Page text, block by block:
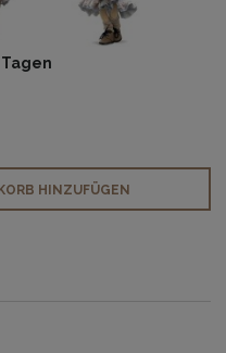
Tagen
HINZUFÜGEN